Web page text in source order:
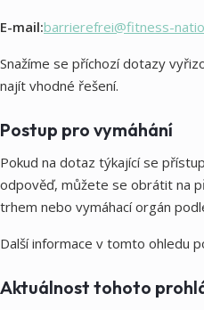
E-mail:barrierefrei@fitness-
Snažíme se příchozí dotazy
najít vhodné řešení.
Postup pro vymáhání
Pokud na dotaz týkající se
odpověď, můžete se obrátit na
trhem nebo vymáhací orgán
Další informace v tomto ohledu
Aktuálnost tohoto